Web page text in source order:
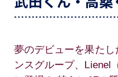
夢のデビューを果た
ンスグループ、Lienel